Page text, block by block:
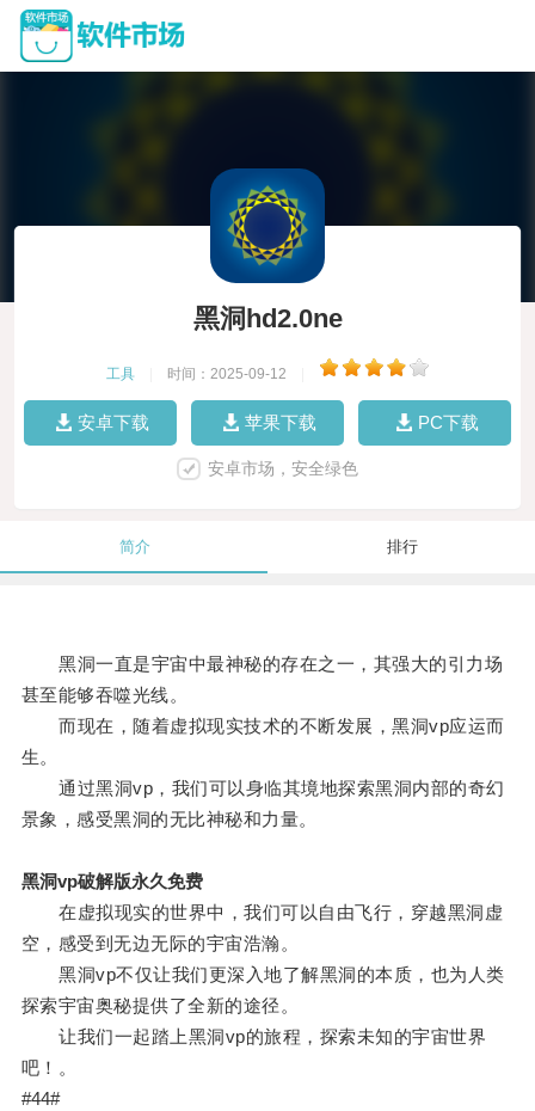
黑洞hd2.0ne
工具 时间：2025-09-12
安卓下载 苹果下载 PC下载
安卓市场，安全绿色
简介 排行
黑洞一直是宇宙中最神秘的存在之一，其强大的引力场
甚至能够吞噬光线。
而现在，随着虚拟现实技术的不断发展，黑洞vp应运而
生。
通过黑洞vp，我们可以身临其境地探索黑洞内部的奇幻
景象，感受黑洞的无比神秘和力量。
黑洞vp破解版永久免费
在虚拟现实的世界中，我们可以自由飞行，穿越黑洞虚
空，感受到无边无际的宇宙浩瀚。
黑洞vp不仅让我们更深入地了解黑洞的本质，也为人类
探索宇宙奥秘提供了全新的途径。
让我们一起踏上黑洞vp的旅程，探索未知的宇宙世界
吧！。
#44#